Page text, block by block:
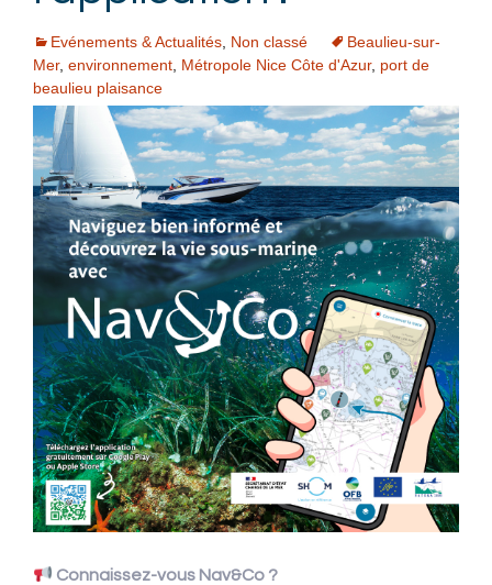
Evénements & Actualités Non classé
Beaulieu-sur-
Mer, environnement Métropole Nice Côte d'Azur, port de
beaulieu plaisance
Connaissez-vous Nav&Co ?